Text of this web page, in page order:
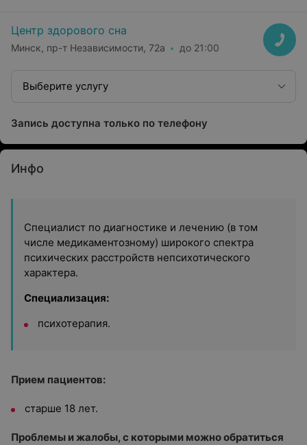
Центр здорового сна
Минск, пр-т Независимости, 72а до 21:00
Выберите услугу
Запись доступна только по телефону
Инфо
Специалист по диагностике и лечению (в том
числе медикаментозному) широкого спектра
психических расстройств непсихотического
характера.
Специализация:
психотерапия.
Прием пациентов:
старше 18 лет.
Проблемы и жалобы, с которыми можно обратиться